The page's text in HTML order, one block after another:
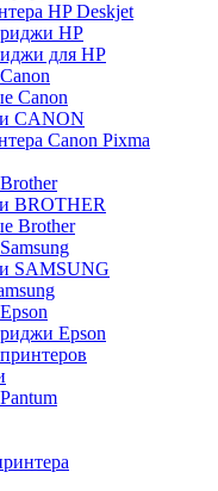
HP Deskjet
HP
для HP
Canon
CANON
Canon Pixma
BROTHER
Brother
SAMSUNG
Epson